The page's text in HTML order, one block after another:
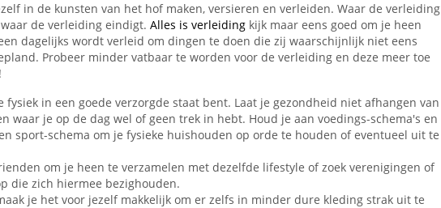
in de kunsten van het hof maken, versieren en verleiden. Waar de verleiding
de verleiding eindigt. Alles is verleiding kijk maar eens goed om je heen
dagelijks wordt verleid om dingen te doen die zij waarschijnlijk niet eens
Probeer minder vatbaar te worden voor de verleiding en deze meer toe
fysiek in een goede verzorgde staat bent. Laat je gezondheid niet afhangen van
waar je op de dag wel of geen trek in hebt. Houd je aan voedings-schema's en
sport-schema om je fysieke huishouden op orde te houden of eventueel uit te
om je heen te verzamelen met dezelfde lifestyle of zoek verenigingen of
die zich hiermee bezighouden.
je het voor jezelf makkelijk om er zelfs in minder dure kleding strak uit te